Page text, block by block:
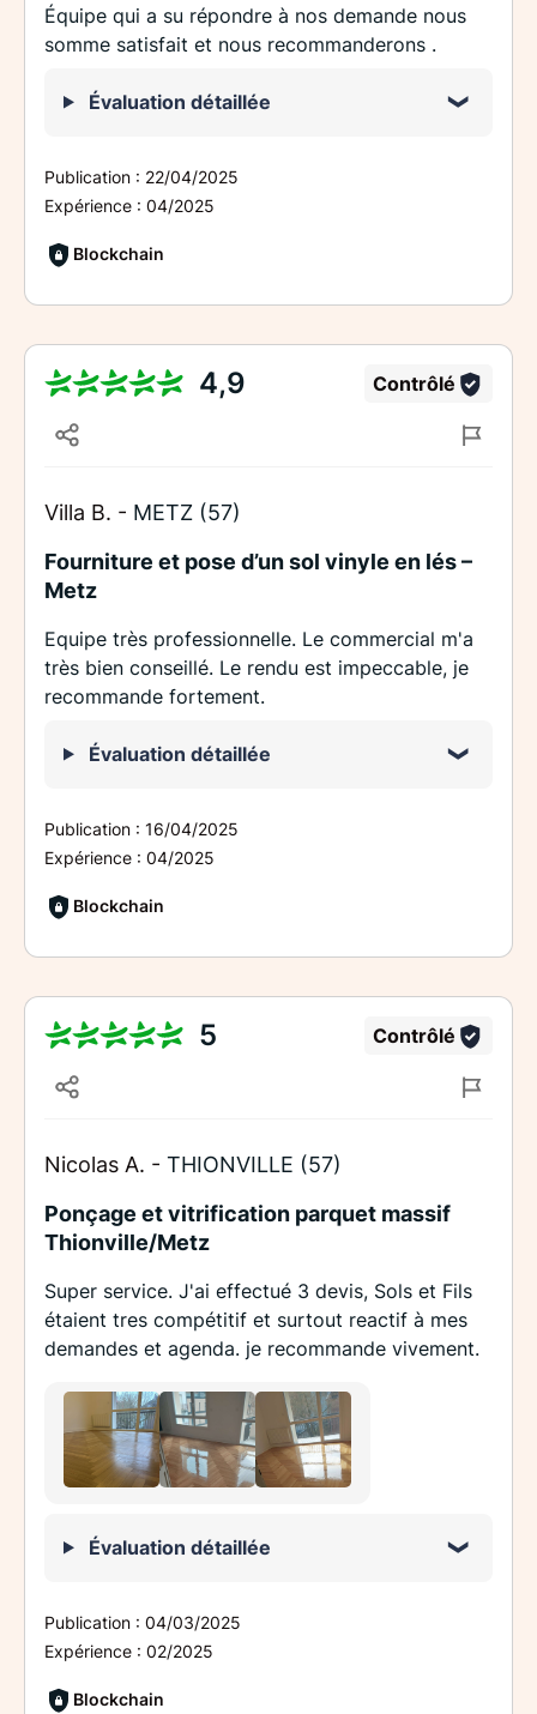
Équipe qui a su répondre à nos demande nous
somme satisfait et nous recommanderons .
Évaluation détaillée
Publication : 22/04/2025
Expérience : 04/2025
Blockchain
4,9 Contrôlé
Villa B. - METZ (57)
Fourniture et pose d’un sol vinyle en lés –
Metz
Equipe très professionnelle. Le commercial m'a
très bien conseillé. Le rendu est impeccable, je
recommande fortement.
Évaluation détaillée
Publication : 16/04/2025
Expérience : 04/2025
Blockchain
5 Contrôlé
Nicolas A. - THIONVILLE (57)
Ponçage et vitrification parquet massif
Thionville/Metz
Super service. J'ai effectué 3 devis, Sols et Fils
étaient tres compétitif et surtout reactif à mes
demandes et agenda. je recommande vivement.
Évaluation détaillée
Publication : 04/03/2025
Expérience : 02/2025
Blockchain